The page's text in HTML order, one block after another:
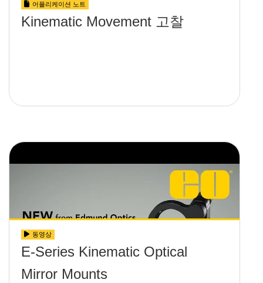
어플리케이션 노트
Kinematic Movement 고찰
동영상
E-Series Kinematic Optical
Mirror Mounts